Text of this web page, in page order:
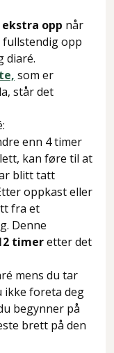
opp når
opp
diaré.
som er
står det
enn 4 timer
kan føre til at
blitt tatt
oppkast eller
fra et
Denne
timeretter det
mens du tar
ikke foreta deg
begynner på
brett på den